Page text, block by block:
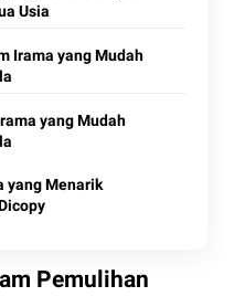
Usia
Irama yang Mudah
yang Mudah
yang Menarik
Pemulihan